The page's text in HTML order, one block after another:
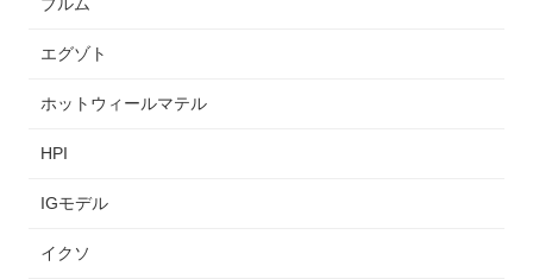
エグゾト
ホットウィールマテル
HPI
IGモデル
イクソ